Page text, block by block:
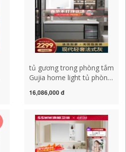
gương phòng tắm có đèn
tủ gương trong phòng tắm
Gujia home light tủ phòng
trọng kết hợp gốm tích
sáng tủ gương thông minh
kiểu Pháp tủ gương nhà
tắm thông minh tủ gương
phòng tắm caesar
16,086,000 đ